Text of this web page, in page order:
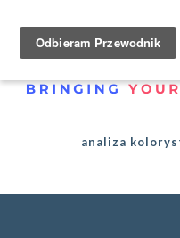
analiza